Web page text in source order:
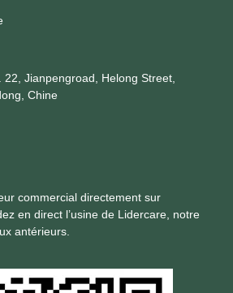
Jianpengroad, Helong Street,
Chine
commercial directement sur
en direct l’usine de Lidercare, notre
antérieurs.